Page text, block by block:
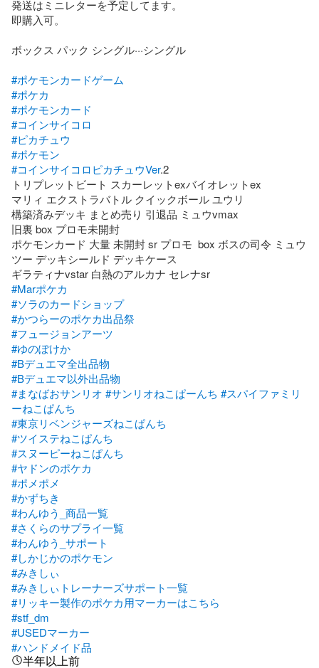
発送はミニレターを予定してます。
即購入可。
ボックス パック シングル···シングル
#ポケモンカードゲーム
#ポケカ
#ポケモンカード
#コインサイコロ
#ピカチュウ
#ポケモン
#コインサイコロピカチュウVer.2
トリプレットビート スカーレットexバイオレットex
マリィ エクストラバトル クイックボール ユウリ
構築済みデッキ まとめ売り 引退品 ミュウvmax
旧裏 box プロモ未開封
ポケモンカード 大量 未開封 sr プロモ  box ボスの司令 ミュウ
ツー デッキシールド デッキケース
#Marポケカ
#ソラのカードショップ
#かつらーのポケカ出品祭
#フュージョンアーツ
#ゆのぽけか
#Bデュエマ全出品物
#Bデュエマ以外出品物
#まなばおサンリオ #サンリオねこぱーんち #スパイファミリ
ーねこぱんち
#東京リベンジャーズねこぱんち
#ツイステねこぱんち
#スヌーピーねこぱんち
#ヤドンのポケカ
#ポメポメ
#かずちき
#わんゆう_商品一覧
#さくらのサプライ一覧
#わんゆう_サポート
#しかじかのポケモン
#みきしぃ
#みきしぃトレーナーズサポート一覧
#リッキー製作のポケカ用マーカーはこちら
#stf_dm
#USEDマーカー
#ハンドメイド品
半年以上前